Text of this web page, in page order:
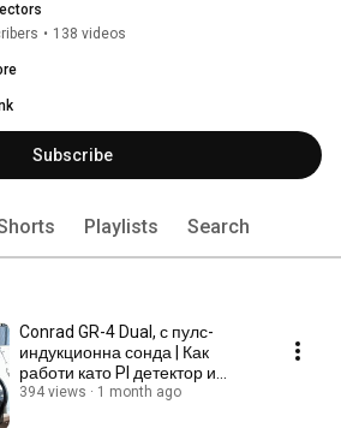
• 138 videos
Subscribe
Playlists Search
Conrad GR-4 Dual, с пулс-
индукционна сонда | Как
работи като PI детектор и
какви режими има
394 views 1 month ago